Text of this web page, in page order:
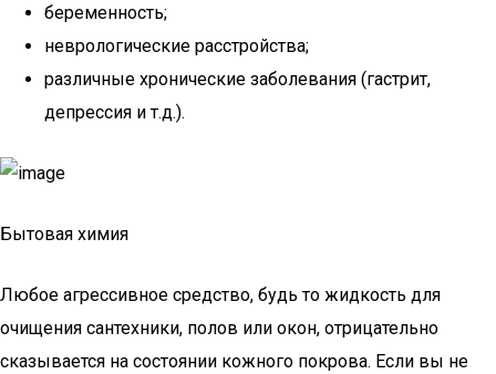
беременность;
неврологические расстройства;
различные хронические заболевания (гастрит,
депрессия и т.д.).
Бытовая химия
Любое агрессивное средство, будь то жидкость для
очищения сантехники, полов или окон, отрицательно
сказывается на состоянии кожного покрова. Если вы не